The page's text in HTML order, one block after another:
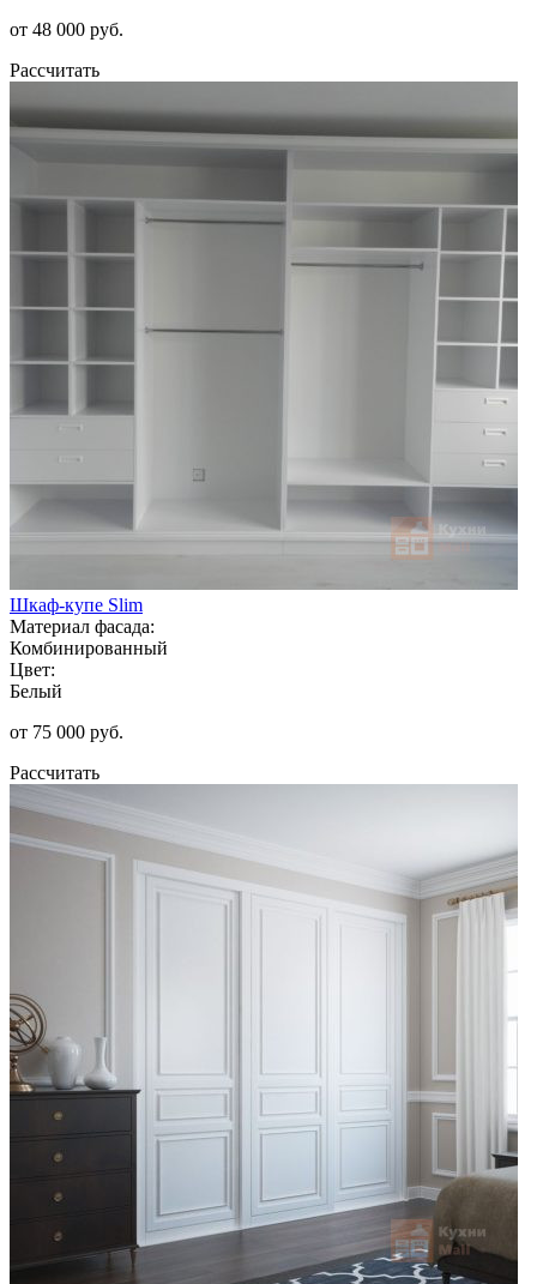
от 48 000 руб.
Рассчитать
Шкаф-купе Slim
Материал фасада:
Комбинированный
Цвет:
Белый
от 75 000 руб.
Рассчитать